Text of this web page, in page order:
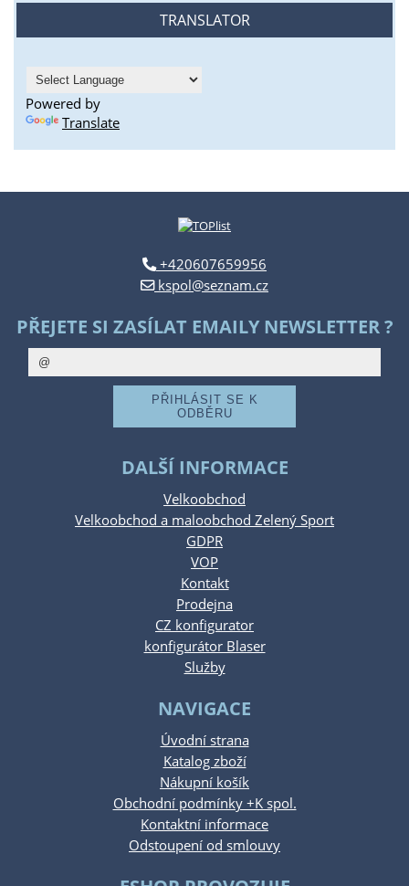
TRANSLATOR
Powered by
Translate
+420607659956
kspol@seznam.cz
PŘEJETE SI ZASÍLAT EMAILY NEWSLETTER ?
DALŠÍ INFORMACE
Velkoobchod
Velkoobchod a maloobchod Zelený Sport
GDPR
VOP
Kontakt
Prodejna
CZ konfigurator
konfigurátor Blaser
Služby
NAVIGACE
Úvodní strana
Katalog zboží
Nákupní košík
Obchodní podmínky +K spol.
Kontaktní informace
Odstoupení od smlouvy